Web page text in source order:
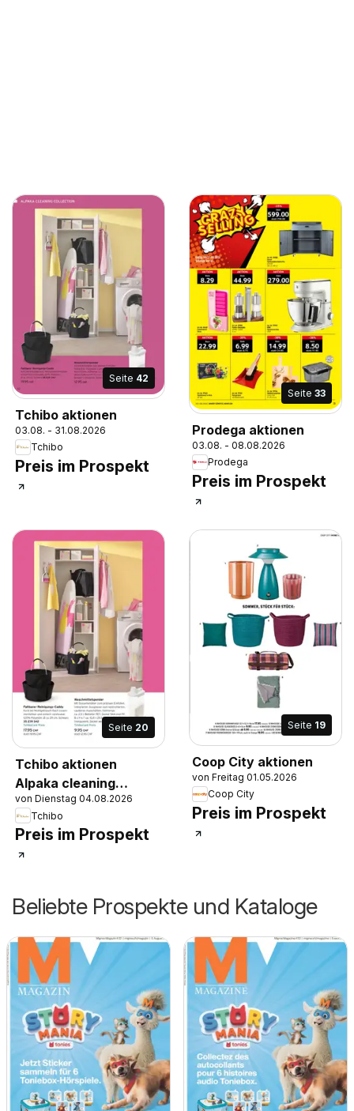
Seite 42
Tchibo aktionen
03.08. - 31.08.2026
Tchibo
Preis im Prospekt
Seite 33
Prodega aktionen
03.08. - 08.08.2026
Prodega
Preis im Prospekt
Seite 20
Tchibo aktionen
Alpaka cleaning
collection
von Dienstag 04.08.2026
Tchibo
Preis im Prospekt
Seite 19
Coop City aktionen
von Freitag 01.05.2026
Coop City
Preis im Prospekt
Beliebte Prospekte und Kataloge